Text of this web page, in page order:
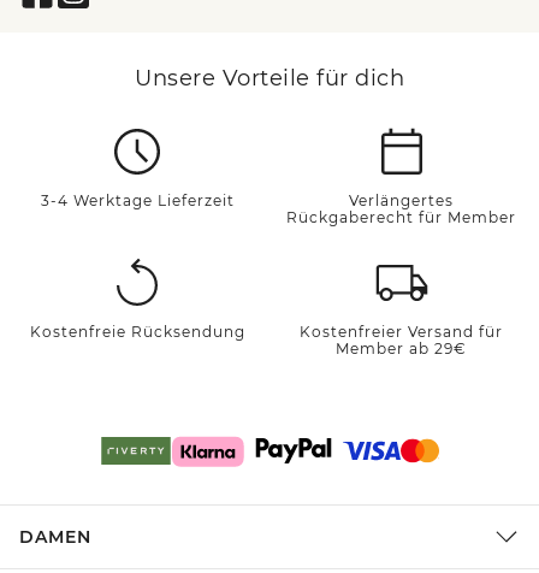
Unsere Vorteile für dich
3-4 Werktage Lieferzeit
Verlängertes
Rückgaberecht für Member
Kostenfreie Rücksendung
Kostenfreier Versand für
Member ab 29€
DAMEN